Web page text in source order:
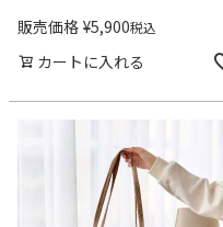
販売価格 ¥5,900税込
カートに入れる